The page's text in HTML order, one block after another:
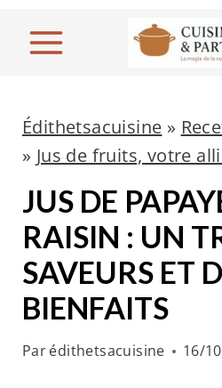
Édithetsacuisine »
» Jus de fruits, votre
JUS DE
RAISIN : UN
SAVEURS ET
BIENFAITS
Parédithetsacuisine 16/